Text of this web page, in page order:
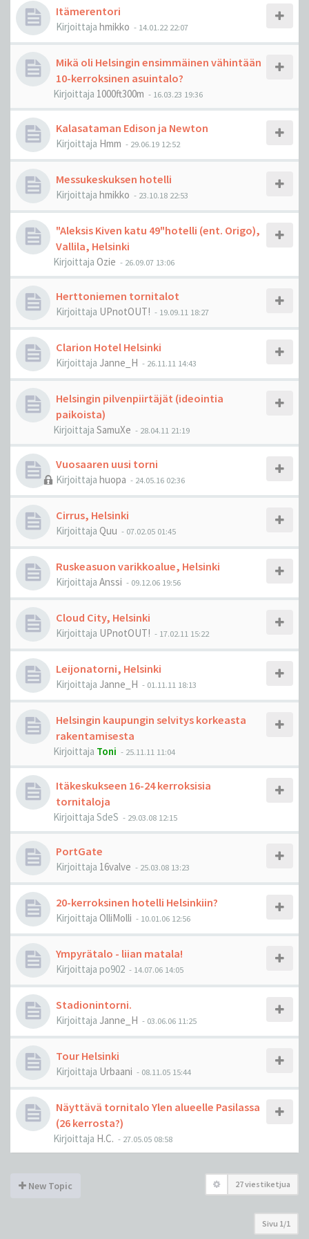
Itämerentori
Kirjoittaja hmikko - 14.01.22 22:07
Mikä oli Helsingin ensimmäinen vähintään
10-kerroksinen asuintalo?
Kirjoittaja 1000ft300m - 16.03.23 19:36
Kalasataman Edison ja Newton
Kirjoittaja Hmm - 29.06.19 12:52
Messukeskuksen hotelli
Kirjoittaja hmikko - 23.10.18 22:53
"Aleksis Kiven katu 49"hotelli (ent. Origo),
Vallila, Helsinki
Kirjoittaja Ozie - 26.09.07 13:06
Herttoniemen tornitalot
Kirjoittaja UPnotOUT! - 19.09.11 18:27
Clarion Hotel Helsinki
Kirjoittaja Janne_H - 26.11.11 14:43
Helsingin pilvenpiirtäjät (ideointia
paikoista)
Kirjoittaja SamuXe - 28.04.11 21:19
Vuosaaren uusi torni
Kirjoittaja huopa - 24.05.16 02:36
Cirrus, Helsinki
Kirjoittaja Quu - 07.02.05 01:45
Ruskeasuon varikkoalue, Helsinki
Kirjoittaja Anssi - 09.12.06 19:56
Cloud City, Helsinki
Kirjoittaja UPnotOUT! - 17.02.11 15:22
Leijonatorni, Helsinki
Kirjoittaja Janne_H - 01.11.11 18:13
Helsingin kaupungin selvitys korkeasta
rakentamisesta
Kirjoittaja Toni - 25.11.11 11:04
Itäkeskukseen 16-24 kerroksisia
tornitaloja
Kirjoittaja SdeS - 29.03.08 12:15
PortGate
Kirjoittaja 16valve - 25.03.08 13:23
20-kerroksinen hotelli Helsinkiin?
Kirjoittaja OlliMolli - 10.01.06 12:56
Ympyrätalo - liian matala!
Kirjoittaja po902 - 14.07.06 14:05
Stadionintorni.
Kirjoittaja Janne_H - 03.06.06 11:25
Tour Helsinki
Kirjoittaja Urbaani - 08.11.05 15:44
Näyttävä tornitalo Ylen alueelle Pasilassa
(26 kerrosta?)
Kirjoittaja H.C. - 27.05.05 08:58
New Topic 27 viestiketjua
Sivu 1/1